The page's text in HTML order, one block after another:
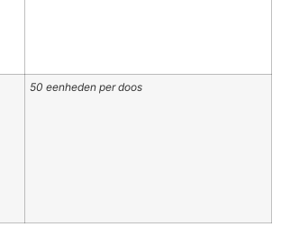
50 eenheden per doos